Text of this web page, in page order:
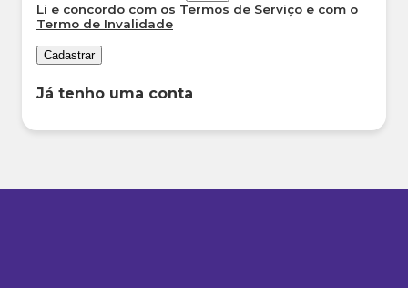
Li e concordo com os Termos de Serviço e com o
Termo de Invalidade
Cadastrar
Já tenho uma conta